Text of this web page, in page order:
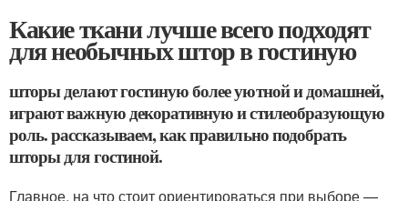
Какие ткани лучше всего подходят
для необычных штор в гостиную
шторы делают гостиную более уютной и домашней,
играют важную декоративную и стилеобразующую
роль. рассказываем, как правильно подобрать
шторы для гостиной.
Главное, на что стоит ориентироваться при выборе —